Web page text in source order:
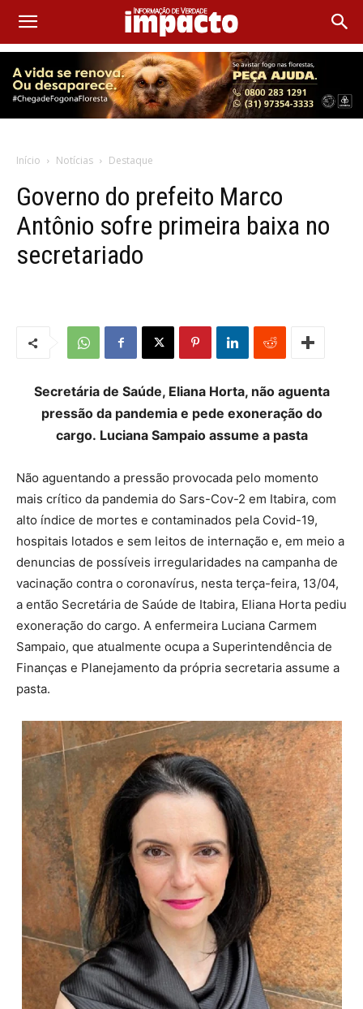
Início Notícias Destaque
Governo do prefeito Marco
Antônio sofre primeira baixa no
secretariado
Secretária de Saúde, Eliana Horta, não aguenta
pressão da pandemia e pede exoneração do
cargo. Luciana Sampaio assume a pasta
Não aguentando a pressão provocada pelo momento
mais crítico da pandemia do Sars-Cov-2 em Itabira, com
alto índice de mortes e contaminados pela Covid-19,
hospitais lotados e sem leitos de internação e, em meio a
denuncias de possíveis irregularidades na campanha de
vacinação contra o coronavírus, nesta terça-feira, 13/04,
a então Secretária de Saúde de Itabira, Eliana Horta pediu
exoneração do cargo. A enfermeira Luciana Carmem
Sampaio, que atualmente ocupa a Superintendência de
Finanças e Planejamento da própria secretaria assume a
pasta.